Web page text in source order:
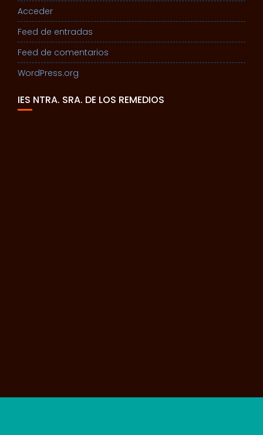
Acceder
Feed de entradas
Feed de comentarios
WordPress.org
IES NTRA. SRA. DE LOS REMEDIOS